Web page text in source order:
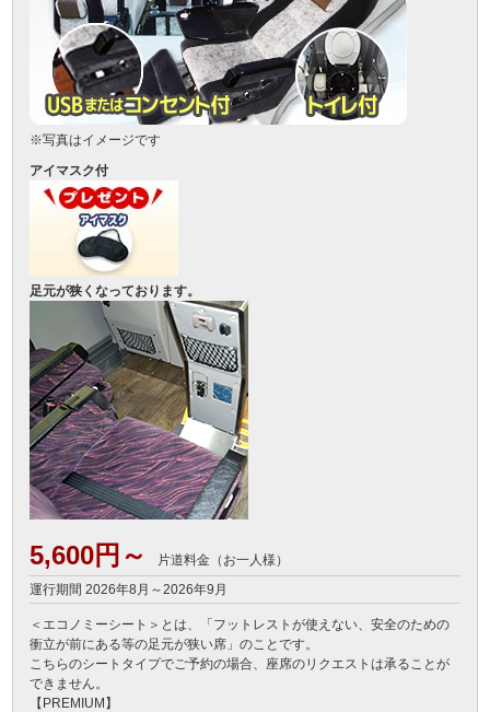
5,600円～
片道料金（お一人様）
運行期間 2026年8月～2026年9月
＜エコノミーシート＞とは、「フットレストが使えない、安全のための
衝立が前にある等の足元が狭い席」のことです。
こちらのシートタイプでご予約の場合、座席のリクエストは承ることが
できません。
【PREMIUM】
※写真はイメージです
アイマスク付
足元が狭くなっております。